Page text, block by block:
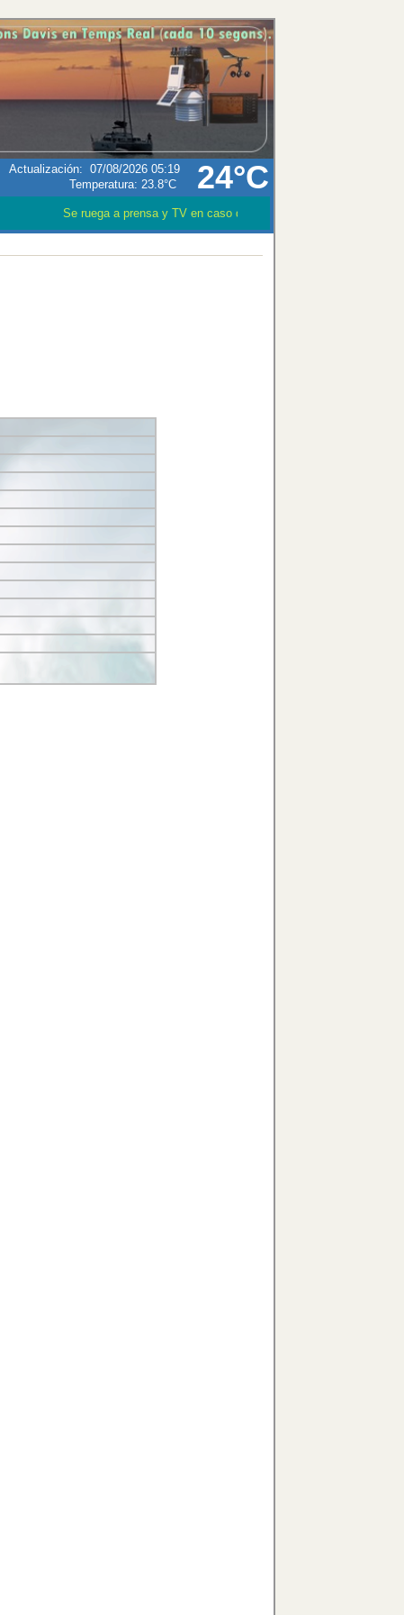
24°C
Actualización: 07/08/2026 05:19
Temperatura: 23.8°C
Se ruega a prensa y TV en caso que utilizen los datos